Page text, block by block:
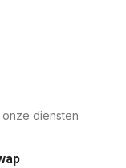
diensten